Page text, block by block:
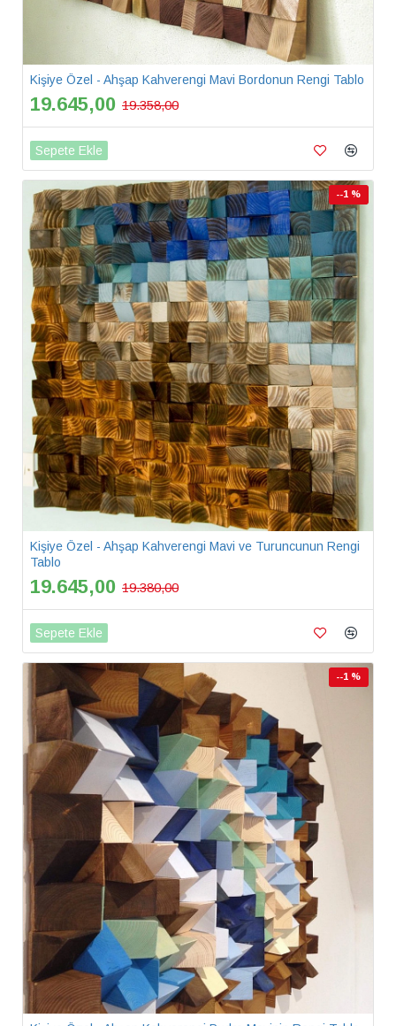
Kişiye Özel - Ahşap Kahverengi Mavi Bordonun Rengi Tablo
19.645,00 19.358,00
Sepete Ekle
--1 %
Kişiye Özel - Ahşap Kahverengi Mavi ve Turuncunun Rengi
Tablo
19.645,00 19.380,00
Sepete Ekle
--1 %